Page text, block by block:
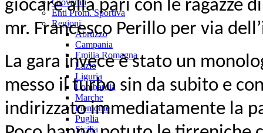
Giovanili
Enti Prom. Sportiva
Regioni
Abruzzo
Campania
Emilia Romagna
Lazio
Liguria
Lombardia
Marche
Piemonte
Puglia
Sicilia
giocare alla pari con le ragazze
mr. Francesco Perillo per via
La gara invece è stato un
messo il turbo sin da subito e
indirizzato immediatamente la